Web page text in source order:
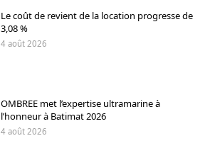
Le coût de revient de la location progresse de
3,08 %
4 août 2026
OMBREE met l’expertise ultramarine à
l’honneur à Batimat 2026
4 août 2026